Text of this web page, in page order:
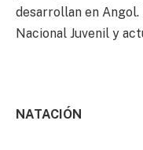
desarrollan en
Nacional Juvenil y
NATACIÓN